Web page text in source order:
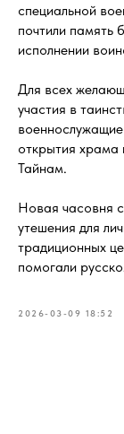
специальной
почтили память
исполнении
Для всех
участия в
открытия храма
Тайнам.
Новая часовня
утешения для
традиционных
помогали
2026-03-09 18:52